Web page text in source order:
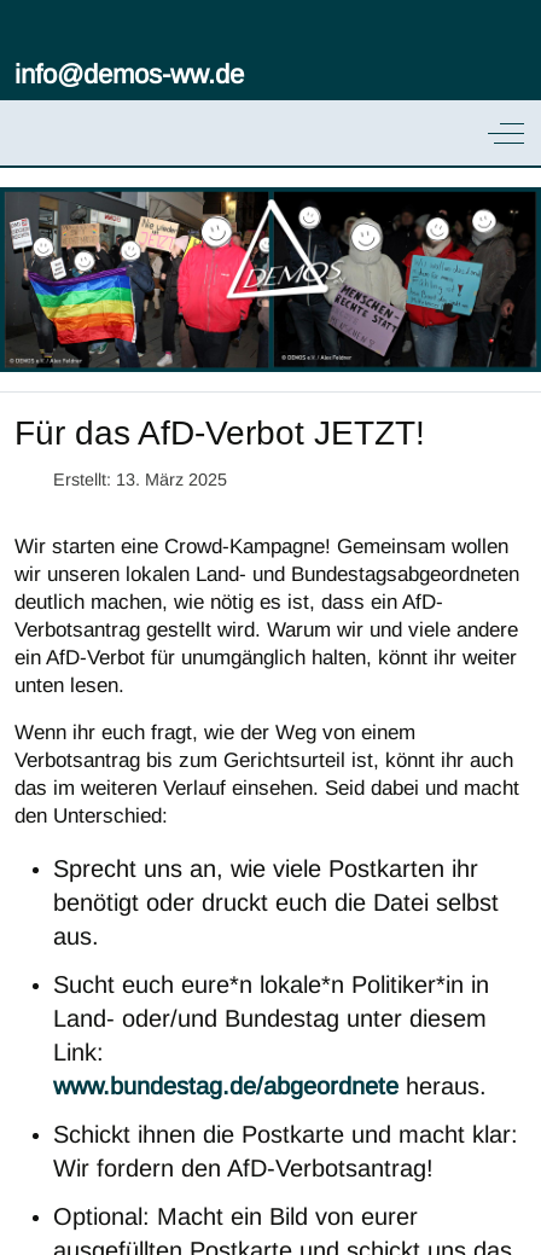
info@demos-ww.de
Für das AfD-Verbot JETZT!
Erstellt: 13. März 2025
Wir starten eine Crowd-Kampagne! Gemeinsam wollen
wir unseren lokalen Land- und Bundestagsabgeordneten
deutlich machen, wie nötig es ist, dass ein AfD-
Verbotsantrag gestellt wird. Warum wir und viele andere
ein AfD-Verbot für unumgänglich halten, könnt ihr weiter
unten lesen.
Wenn ihr euch fragt, wie der Weg von einem
Verbotsantrag bis zum Gerichtsurteil ist, könnt ihr auch
das im weiteren Verlauf einsehen. Seid dabei und macht
den Unterschied:
Sprecht uns an, wie viele Postkarten ihr
benötigt oder druckt euch die Datei selbst
aus.
Sucht euch eure*n lokale*n Politiker*in in
Land- oder/und Bundestag unter diesem
Link:
www.bundestag.de/abgeordnete heraus.
Schickt ihnen die Postkarte und macht klar:
Wir fordern den AfD-Verbotsantrag!
Optional: Macht ein Bild von eurer
ausgefüllten Postkarte und schickt uns das